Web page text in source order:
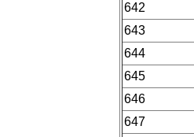
642
643
644
645
646
647